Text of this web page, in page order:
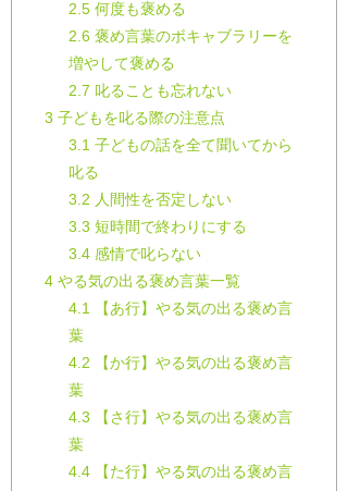
2.5 何度も褒める
2.6 褒め言葉のボキャブラリーを
増やして褒める
2.7 叱ることも忘れない
3 子どもを叱る際の注意点
3.1 子どもの話を全て聞いてから
叱る
3.2 人間性を否定しない
3.3 短時間で終わりにする
3.4 感情で叱らない
4やる気の出る褒め言葉一覧
4.1 【あ行】やる気の出る褒め言
葉
4.2 【か行】やる気の出る褒め言
葉
4.3 【さ行】やる気の出る褒め言
葉
4.4 【た行】やる気の出る褒め言